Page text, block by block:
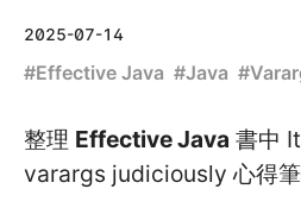
2025-07-14
#Effective Java #Java #
整理 Effective Java 書中
varargs judiciously 心得